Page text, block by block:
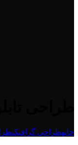
خانهطراحی گرافیکی